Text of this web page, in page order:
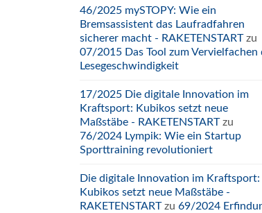
46/2025 mySTOPY: Wie ein
Bremsassistent das Laufradfahren
sicherer macht - RAKETENSTARTzu
07/2015 Das Tool zum Vervielfachen
Lesegeschwindigkeit
17/2025 Die digitale Innovation im
Kraftsport: Kubikos setzt neue
Maßstäbe - RAKETENSTARTzu
76/2024 Lympik: Wie ein Startup
Sporttraining revolutioniert
Die digitale Innovation im Kraftsport:
Kubikos setzt neue Maßstäbe -
RAKETENSTARTzu 69/2024